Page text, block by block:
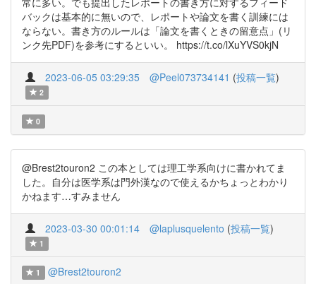
バックは基本的に無いので、レポートや論文を書く訓練には
ならない。書き方のルールは「論文を書くときの留意点」(リ
ンク先PDF)を参考にするといい。 https://t.co/lXuYVS0kjN
2023-06-05 03:29:35 @Peel073734141 (投稿一覧)
2
0
@Brest2touron2 この本としては理工学系向けに書かれてま
した。自分は医学系は門外漢なので使えるかちょっとわかり
かねます…すみません
2023-03-30 00:01:14 @laplusquelento (投稿一覧)
1
1 @Brest2touron2